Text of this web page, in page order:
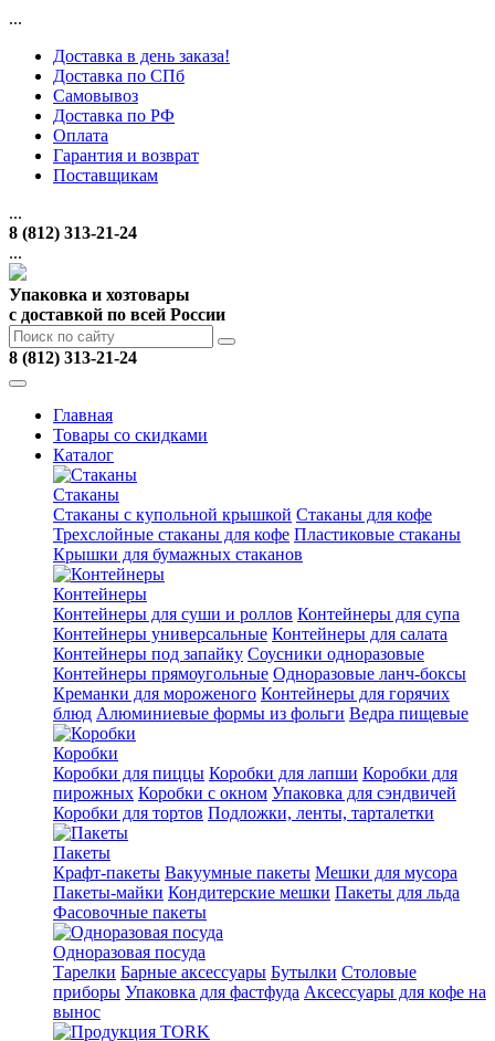
...
Доставка в день заказа!
Доставка по СПб
Самовывоз
Доставка по РФ
Оплата
Гарантия и возврат
Поставщикам
...
8 (812) 313-21-24
...
Упаковка и хозтовары
с доставкой по всей России
8 (812) 313-21-24
Главная
Товары со скидками
Каталог
Стаканы
Стаканы с купольной крышкой Стаканы для кофе
Трехслойные стаканы для кофе Пластиковые стаканы
Крышки для бумажных стаканов
Контейнеры
Контейнеры для суши и роллов Контейнеры для супа
Контейнеры универсальные Контейнеры для салата
Контейнеры под запайку Соусники одноразовые
Контейнеры прямоугольные Одноразовые ланч-боксы
Креманки для мороженого Контейнеры для горячих
блюд Алюминиевые формы из фольги Ведра пищевые
Коробки
Коробки для пиццы Коробки для лапши Коробки для
пирожных Коробки с окном Упаковка для сэндвичей
Коробки для тортов Подложки, ленты, тарталетки
Пакеты
Крафт-пакеты Вакуумные пакеты Мешки для мусора
Пакеты-майки Кондитерские мешки Пакеты для льда
Фасовочные пакеты
Одноразовая посуда
Тарелки Барные аксессуары Бутылки Столовые
приборы Упаковка для фастфуда Аксессуары для кофе на
вынос